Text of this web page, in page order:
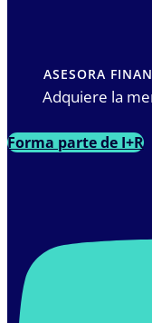
ASESORA
Adquiere la
Forma parte de I+R